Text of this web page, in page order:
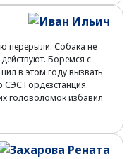
перерыли. Собака не
действуют. Боремся с
в этом году вызвать
Гордезстанция.
головоломок избавил